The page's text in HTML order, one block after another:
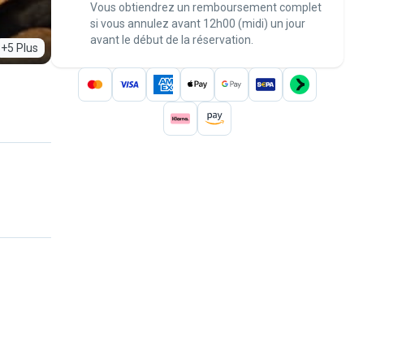
+5 Plus
Gardez tout sur Pawshake (du premier
message au paiement) pour bénéficier de la
Garantie Pawshake.
Vous obtiendrez un remboursement complet
si vous annulez avant 12h00 (midi) un jour
avant le début de la réservation.